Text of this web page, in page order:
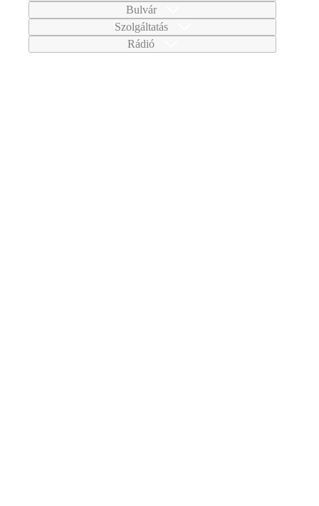
Bulvár
Szolgáltatás
Rádió